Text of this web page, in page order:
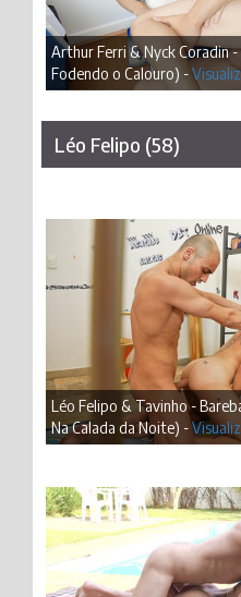
Arthur Ferri & Nyck Coradin
Fodendo o Calouro) -
Léo Felipo (58)
Léo Felipo & Tavinho -
Na Calada da Noite) -